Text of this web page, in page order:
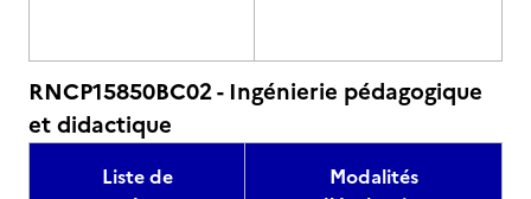
RNCP15850BC02 - Ingénierie pédagogique
et didactique
Liste de
Modalités